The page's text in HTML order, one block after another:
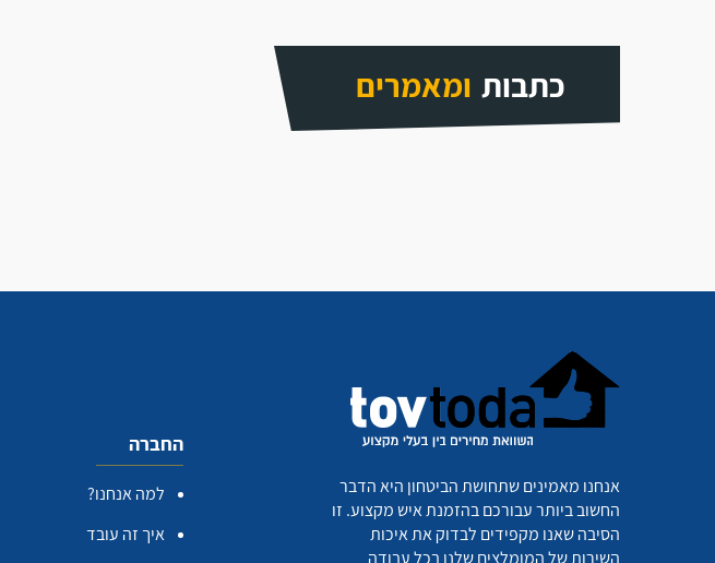
כתבות ומאמרים
אנחנו מאמינים שתחושת הביטחון היא הדבר
החשוב ביותר עבורכם בהזמנת איש מקצוע. זו
הסיבה שאנו מקפידים לבדוק את איכות
השירות של המומלצים שלנו בכל עבודה
החברה
למה אנחנו?
איך זה עובד